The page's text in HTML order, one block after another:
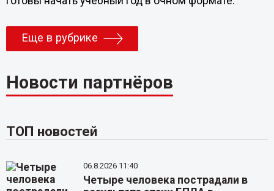
Еще в рубрике
Новости партнёров
ТОП новостей
06.8.2026 11:40
Четыре человека пострадали в